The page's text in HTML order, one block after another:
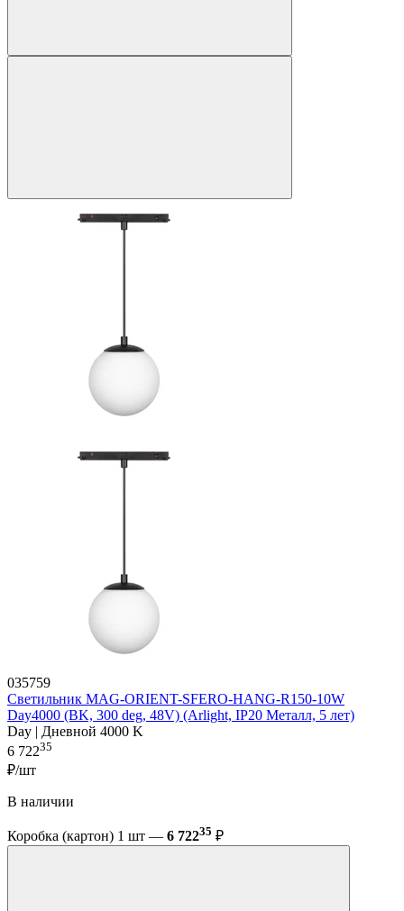
035759
Светильник MAG-ORIENT-SFERO-HANG-R150-10W
Day4000 (BK, 300 deg, 48V) (Arlight, IP20 Металл, 5 лет)
Day | Дневной 4000 K
6 72235
₽/шт
В наличии
Коробка (картон) 1 шт — 6 72235 ₽